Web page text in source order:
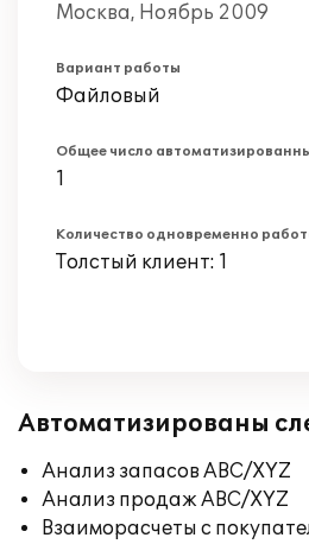
Москва, Ноябрь 2009
Вариант работы
Файловый
Общее число
1
Количество одновременно
Толстый клиент: 1
Автоматизированы
Анализ запасов ABC/XYZ
Анализ продаж ABC/XYZ
Взаиморасчеты с